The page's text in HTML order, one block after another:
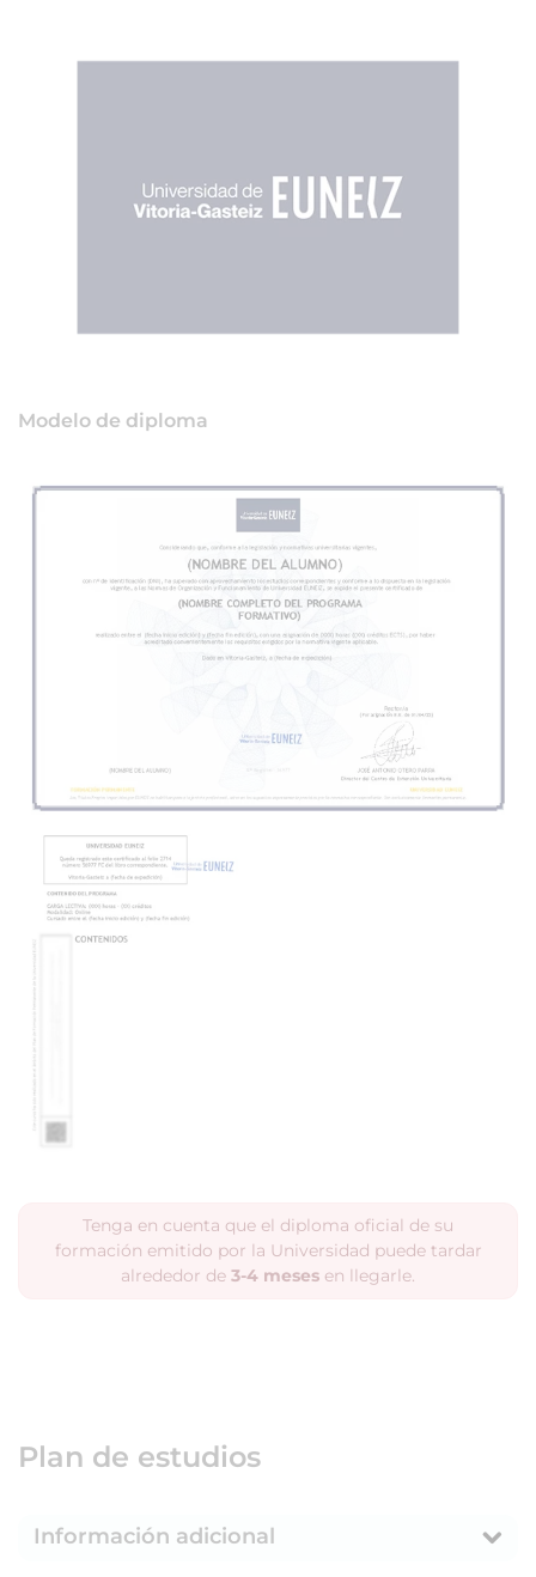
Modelo de diploma
Tenga en cuenta que el diploma oficial de su
formación emitido por la Universidad puede tardar
alrededor de 3-4 meses en llegarle.
Plan de estudios
Información adicional